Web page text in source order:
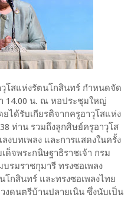
โสแห่งรัตนโกสินทร์ กำหนดจัด
14.00 น. ณ หอประชุมใหญ่
ได้รับเกียรติจากครูอาวุโสแห่ง
ท่าน รวมถึงลูกศิษย์ครูอาวุโส
งบทเพลง และการแสดงในครั้ง
จพระกนิษฐาธิราชเจ้า กรม
รมราชกุมารี ทรงซอเพลง
กสินทร์ และทรงซอเพลงไทย
งดนตรีบ้านปลายเนิน ซึ่งนับเป็น